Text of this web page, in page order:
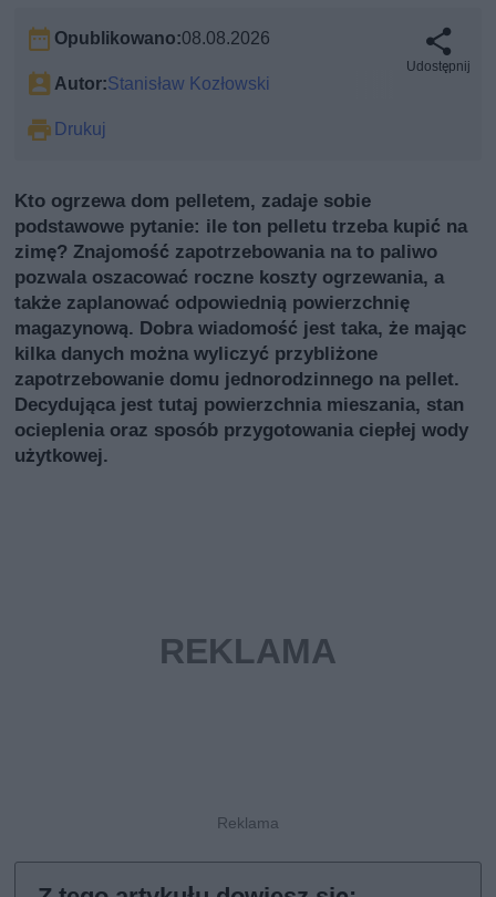
Opublikowano:08.08.2026
Autor:Stanisław Kozłowski
Drukuj
Udostępnij
Kto ogrzewa dom pelletem, zadaje sobie
podstawowe pytanie: ile ton pelletu trzeba kupić na
zimę? Znajomość zapotrzebowania na to paliwo
pozwala oszacować roczne koszty ogrzewania, a
także zaplanować odpowiednią powierzchnię
magazynową. Dobra wiadomość jest taka, że mając
kilka danych można wyliczyć przybliżone
zapotrzebowanie domu jednorodzinnego na pellet.
Decydująca jest tutaj powierzchnia mieszania, stan
ocieplenia oraz sposób przygotowania ciepłej wody
użytkowej.